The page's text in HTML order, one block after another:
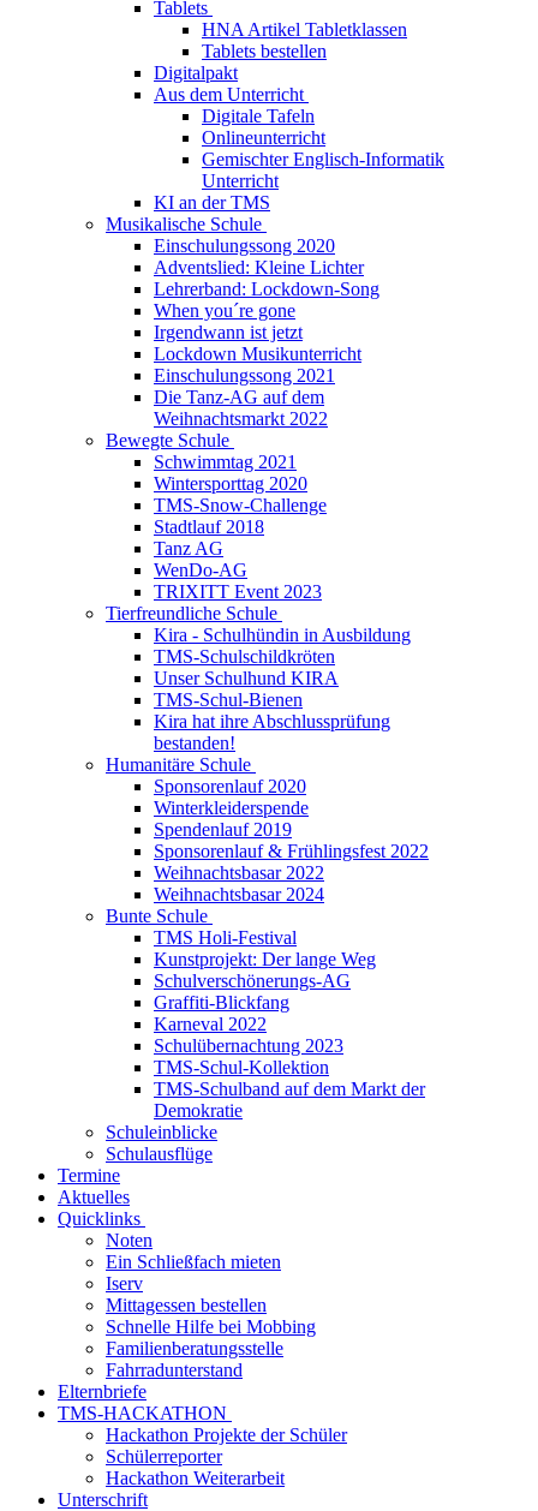
Tablets
HNA Artikel Tabletklassen
Tablets bestellen
Digitalpakt
Aus dem Unterricht
Digitale Tafeln
Onlineunterricht
Gemischter Englisch-Informatik
Unterricht
KI an der TMS
Musikalische Schule
Einschulungssong 2020
Adventslied: Kleine Lichter
Lehrerband: Lockdown-Song
When you´re gone
Irgendwann ist jetzt
Lockdown Musikunterricht
Einschulungssong 2021
Die Tanz-AG auf dem
Weihnachtsmarkt 2022
Bewegte Schule
Schwimmtag 2021
Wintersporttag 2020
TMS-Snow-Challenge
Stadtlauf 2018
Tanz AG
WenDo-AG
TRIXITT Event 2023
Tierfreundliche Schule
Kira - Schulhündin in Ausbildung
TMS-Schulschildkröten
Unser Schulhund KIRA
TMS-Schul-Bienen
Kira hat ihre Abschlussprüfung
bestanden!
Humanitäre Schule
Sponsorenlauf 2020
Winterkleiderspende
Spendenlauf 2019
Sponsorenlauf & Frühlingsfest 2022
Weihnachtsbasar 2022
Weihnachtsbasar 2024
Bunte Schule
TMS Holi-Festival
Kunstprojekt: Der lange Weg
Schulverschönerungs-AG
Graffiti-Blickfang
Karneval 2022
Schulübernachtung 2023
TMS-Schul-Kollektion
TMS-Schulband auf dem Markt der
Demokratie
Schuleinblicke
Schulausflüge
Termine
Aktuelles
Quicklinks
Noten
Ein Schließfach mieten
Iserv
Mittagessen bestellen
Schnelle Hilfe bei Mobbing
Familienberatungsstelle
Fahrradunterstand
Elternbriefe
TMS-HACKATHON
Hackathon Projekte der Schüler
Schülerreporter
Hackathon Weiterarbeit
Unterschrift